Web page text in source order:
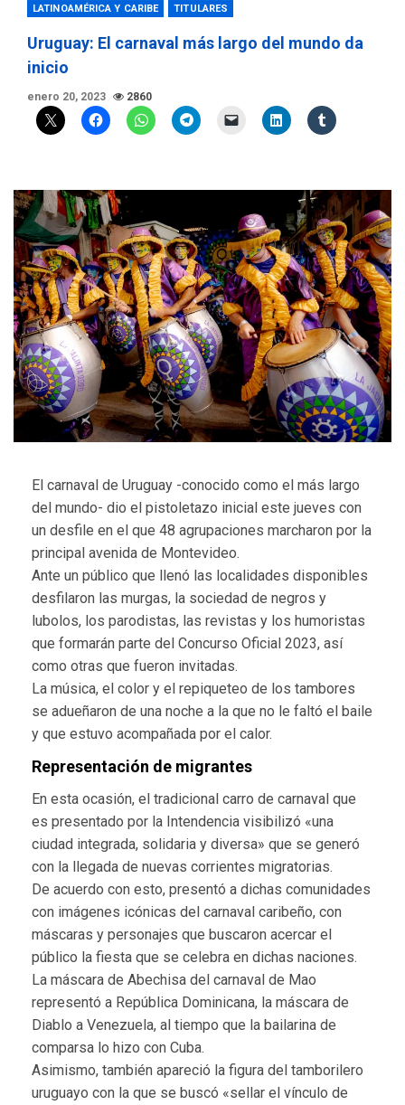
LATINOAMÉRICA Y CARIBE TITULARES
Uruguay: El carnaval más largo del mundo da
inicio
enero 20, 2023 2860
El carnaval de Uruguay -conocido como el más largo
del mundo- dio el pistoletazo inicial este jueves con
un desfile en el que 48 agrupaciones marcharon por la
principal avenida de Montevideo.
Ante un público que llenó las localidades disponibles
desfilaron las murgas, la sociedad de negros y
lubolos, los parodistas, las revistas y los humoristas
que formarán parte del Concurso Oficial 2023, así
como otras que fueron invitadas.
La música, el color y el repiqueteo de los tambores
se adueñaron de una noche a la que no le faltó el baile
y que estuvo acompañada por el calor.
Representación de migrantes
En esta ocasión, el tradicional carro de carnaval que
es presentado por la Intendencia visibilizó «una
ciudad integrada, solidaria y diversa» que se generó
con la llegada de nuevas corrientes migratorias.
De acuerdo con esto, presentó a dichas comunidades
con imágenes icónicas del carnaval caribeño, con
máscaras y personajes que buscaron acercar el
público la fiesta que se celebra en dichas naciones.
La máscara de Abechisa del carnaval de Mao
representó a República Dominicana, la máscara de
Diablo a Venezuela, al tiempo que la bailarina de
comparsa lo hizo con Cuba.
Asimismo, también apareció la figura del tamborilero
uruguayo con la que se buscó «sellar el vínculo de